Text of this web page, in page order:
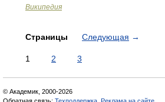
Википедия
Страницы Следующая →
1 2 3
© Академик, 2000-2026